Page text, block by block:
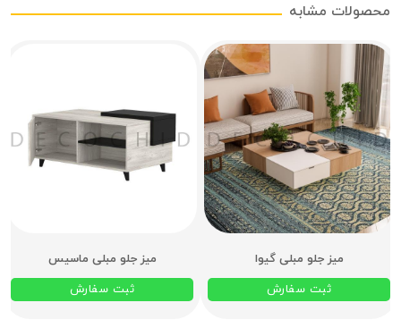
محصولات مشابه
میز جلو مبلی گیوا
ثبت سفارش
میز جلو مبلی ماسیس
ثبت سفارش